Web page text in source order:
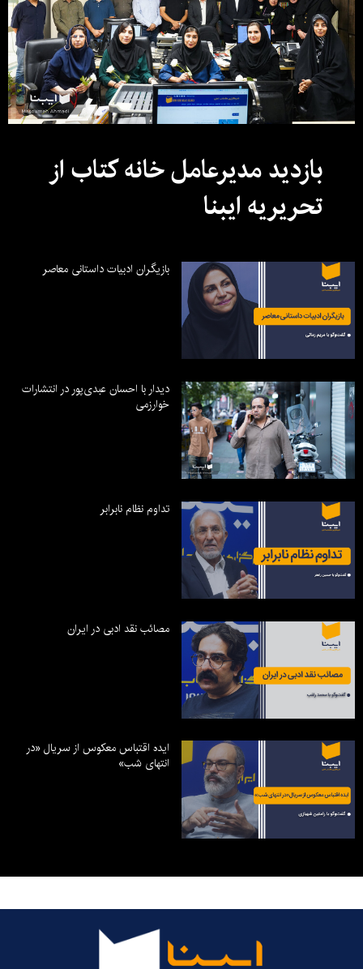
بازدید مدیرعامل خانه کتاب از
تحریریه ایبنا
بازیگران ادبیات داستانی معاصر
دیدار با احسان عبدی‌پور در انتشارات
خوارزمی
تداوم نظام نابرابر
مصائب نقد ادبی در ایران
ایده اقتباس معکوس از سریال «در
انتهای شب»